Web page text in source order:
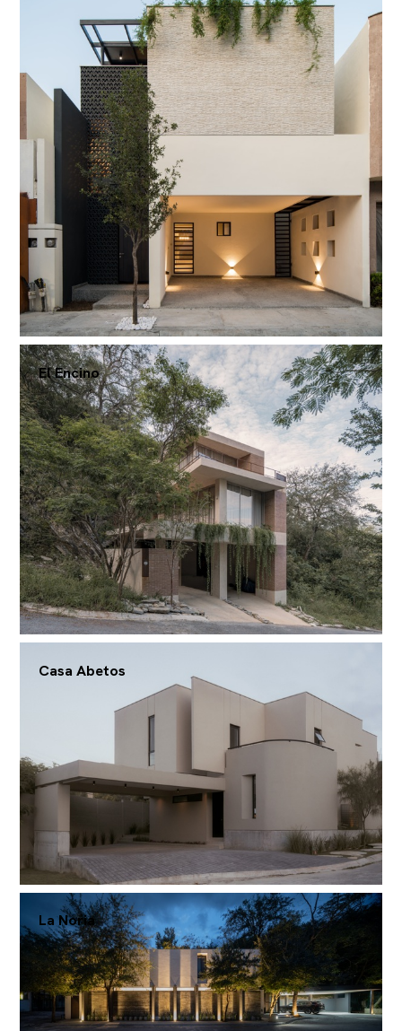
El Encino
Casa Abetos
La Noria